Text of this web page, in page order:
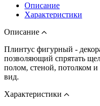
Описание
Характеристики
Описание
Плинтус фигурный -
позволяющий спрятать
полом, стеной, потолком и
вид.
Характеристики